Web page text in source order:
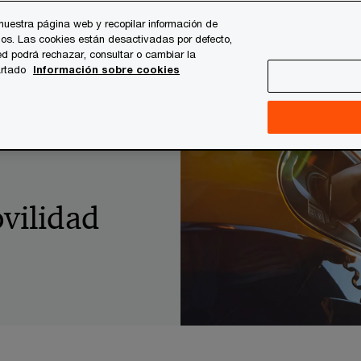
Temas clave Quiénes somos
página web y recopilar información de
Las cookies están desactivadas por defecto,
podrá rechazar, consultar o cambiar la
Información sobre cookies